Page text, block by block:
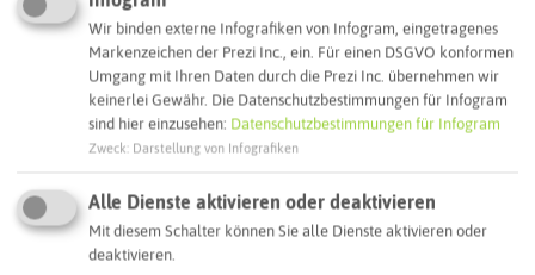
45964 Gladbeck
Webseite
Interaktive Karte
Routenplanung zum Ziel:
Wir binden externe Infografiken von Infogram, eingetragenes
Markenzeichen der Prezi Inc., ein. Für einen DSGVO konformen
Umgang mit Ihren Daten durch die Prezi Inc. übernehmen wir
keinerlei Gewähr. Die Datenschutzbestimmungen für Infogram
sind hier einzusehen: Datenschutzbestimmungen für Infogram
Zweck Darstellung von Infografiken
Alle Dienste aktivieren oder deaktivieren
Mit diesem Schalter können Sie alle Dienste aktivieren oder
deaktivieren.